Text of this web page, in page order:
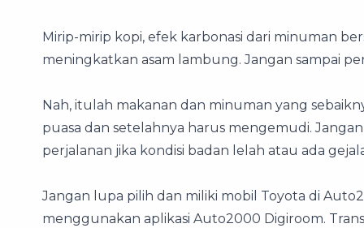
Mirip-mirip kopi, efek karbonasi dari minuman
meningkatkan asam lambung. Jangan sampai
Nah, itulah makanan dan minuman yang
puasa dan setelahnya harus mengemudi.
perjalanan jika kondisi badan lelah atau ada
Jangan lupa pilih dan miliki mobil Toyota di
menggunakan aplikasi Auto2000 Digiroom.